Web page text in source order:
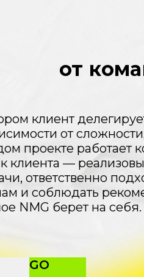
от
клиент
от
проекте работает
клиента —
ответственно
и соблюдать
NMG берет на себя.
GO